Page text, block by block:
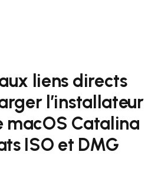
liens directs
l’installateur
macOS Catalina
ISO et DMG